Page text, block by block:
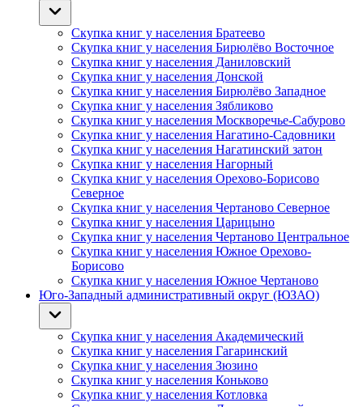
Скупка книг у населения Братеево
Скупка книг у населения Бирюлёво Восточное
Скупка книг у населения Даниловский
Скупка книг у населения Донской
Скупка книг у населения Бирюлёво Западное
Скупка книг у населения Зябликово
Скупка книг у населения Москворечье-Сабурово
Скупка книг у населения Нагатино-Садовники
Скупка книг у населения Нагатинский затон
Скупка книг у населения Нагорный
Скупка книг у населения Орехово-Борисово
Северное
Скупка книг у населения Чертаново Северное
Скупка книг у населения Царицыно
Скупка книг у населения Чертаново Центральное
Скупка книг у населения Южное Орехово-
Борисово
Скупка книг у населения Южное Чертаново
Юго-Западный административный округ (ЮЗАО)
Скупка книг у населения Академический
Скупка книг у населения Гагаринский
Скупка книг у населения Зюзино
Скупка книг у населения Коньково
Скупка книг у населения Котловка